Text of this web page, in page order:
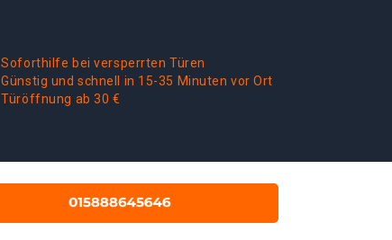
Soforthilfe bei versperrten Türen
Günstig und schnell in 15-35 Minuten vor Ort
Türöffnung ab 30 €